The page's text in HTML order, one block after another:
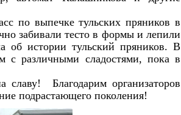
выпечке тульских пряников в
забивали тесто в формы и лепили
об истории тульский пряников. В
с различными сладостями, пока в
Благодарим организаторов
подрастающего поколения!